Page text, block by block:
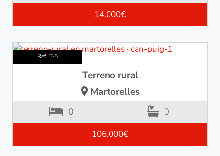
14.000€
Ref. T-5
Terreno rural
Martorelles
0 0
106.000€